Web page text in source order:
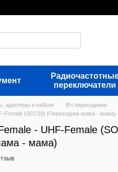
переключатели
адаптеры и кабели ВЧ переходники
Female (SO239) (Переходник мама - мама)
- UHF-Female
- мама)